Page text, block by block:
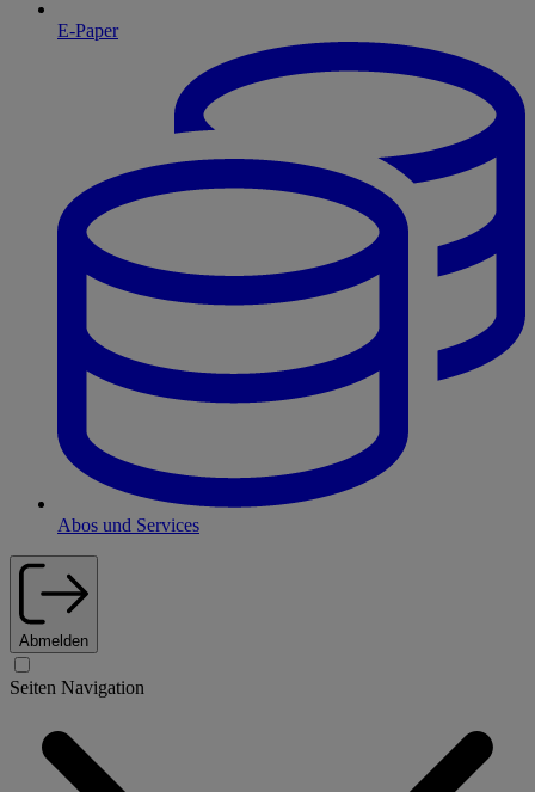
E-Paper
Abos und Services
Abmelden
Seiten Navigation